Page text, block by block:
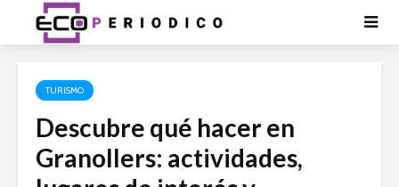
TURISMO
Descubre qué hacer en
Granollers: actividades,